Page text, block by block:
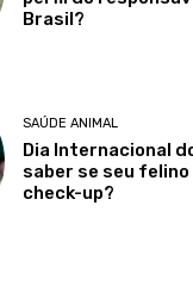
Brasil?
SAÚDE ANIMAL
Dia Internacional
saber se seu
check-up?